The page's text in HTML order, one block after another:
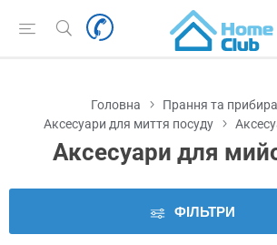
Наявність
Виробник
Головна
Прання та
Аксесуари для миття посуду
Аксесуари для
ФІЛЬТРИ